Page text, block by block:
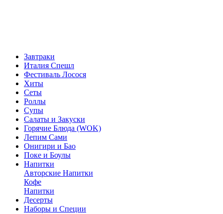
Завтраки
Италия Спешл
Фестиваль Лосося
Хиты
Сеты
Роллы
Супы
Салаты и Закуски
Горячие Блюда (WOK)
Лепим Сами
Онигири и Бао
Поке и Боулы
Напитки
Авторские Напитки
Кофе
Напитки
Десерты
Наборы и Специи